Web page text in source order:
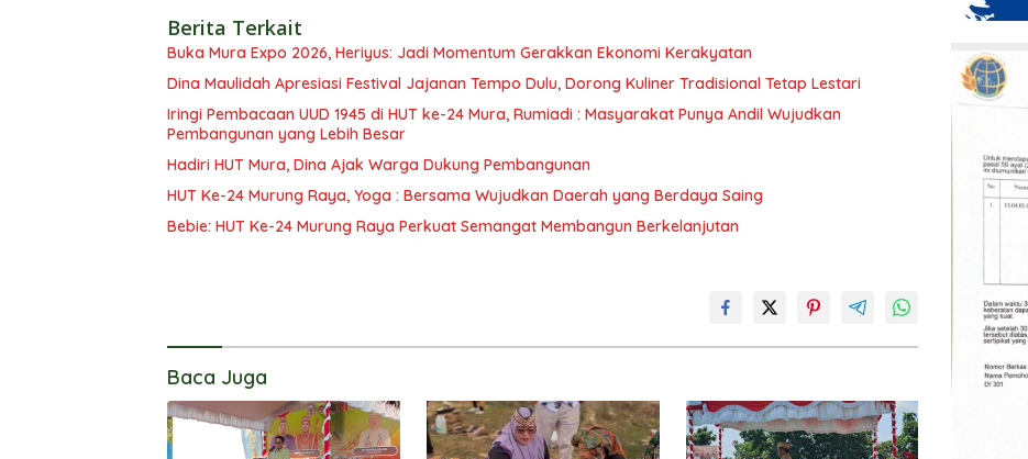
Berita Terkait
Buka Mura Expo 2026, Heriyus: Jadi Momentum Gerakkan Ekonomi Kerakyatan
Dina Maulidah Apresiasi Festival Jajanan Tempo Dulu, Dorong Kuliner Tradisional Tetap Lestari
Iringi Pembacaan UUD 1945 di HUT ke-24 Mura, Rumiadi : Masyarakat Punya Andil Wujudkan
Pembangunan yang Lebih Besar
Hadiri HUT Mura, Dina Ajak Warga Dukung Pembangunan
HUT Ke-24 Murung Raya, Yoga : Bersama Wujudkan Daerah yang Berdaya Saing
Bebie: HUT Ke-24 Murung Raya Perkuat Semangat Membangun Berkelanjutan
Baca Juga